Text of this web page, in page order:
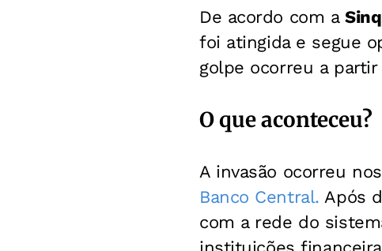
De acordo com a
foi atingida e segue
golpe ocorreu a
O que aconteceu?
A invasão ocorreu
Banco Central. Após
com a rede do